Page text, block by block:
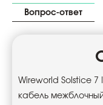
Вопрос-ответ
Wireworld Solstice
кабель